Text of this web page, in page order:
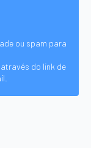
ou spam para
do link de